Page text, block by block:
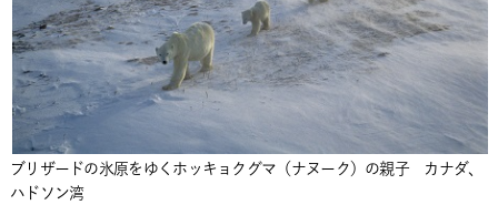
ブリザードの氷原をゆくホッキョクグマ（ナヌーク）の親子 カナダ、
ハドソン湾